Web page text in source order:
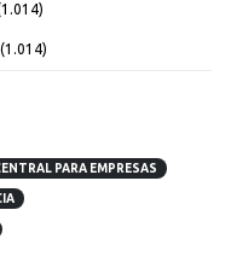
(1.014)
PARA EMPRESAS